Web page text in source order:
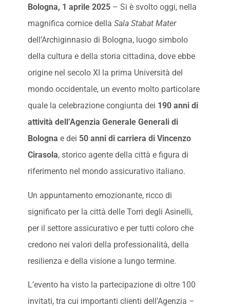
Bologna, 1 aprile 2025– Si è svolto oggi, nella
magnifica cornice della Sala Stabat Mater
dell’Archiginnasio di Bologna, luogo simbolo
della cultura e della storia cittadina, dove ebbe
origine nel secolo XI la prima Università del
mondo occidentale, un evento molto particolare
quale la celebrazione congiunta dei 190 anni di
attività dell’Agenzia Generale Generali di
Bologna e dei 50 anni di carriera di Vincenzo
Cirasola, storico agente della città e figura di
riferimento nel mondo assicurativo italiano.
Un appuntamento emozionante, ricco di
significato per la città delle Torri degli Asinelli,
per il settore assicurativo e per tutti coloro che
credono nei valori della professionalità, della
resilienza e della visione a lungo termine.
L’evento ha visto la partecipazione di oltre 100
invitati, tra cui importanti clienti dell’Agenzia –